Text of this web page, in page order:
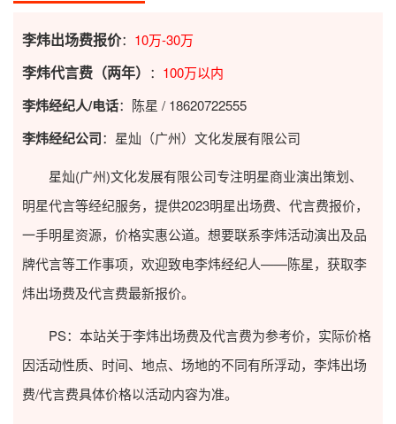
李炜出场费报价： 10万-30万
李炜代言费（两年） ： 100万以内
李炜经纪人/电话：陈星 / 18620722555
李炜经纪公司：星灿（广州）文化发展有限公司
星灿(广州)文化发展有限公司专注明星商业演出策划、
明星代言等经纪服务，提供2023明星出场费、代言费报价，
一手明星资源，价格实惠公道。想要联系李炜活动演出及品
牌代言等工作事项，欢迎致电李炜经纪人——陈星，获取李
炜出场费及代言费最新报价。
PS：本站关于李炜出场费及代言费为参考价，实际价格
因活动性质、时间、地点、场地的不同有所浮动，李炜出场
费/代言费具体价格以活动内容为准。